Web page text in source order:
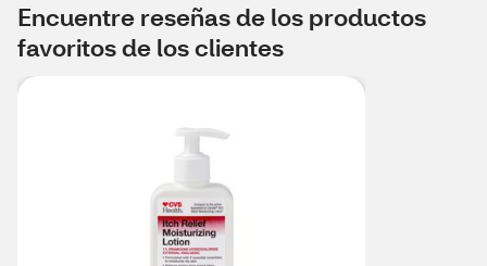
Encuentre reseñas de los productos
favoritos de los clientes